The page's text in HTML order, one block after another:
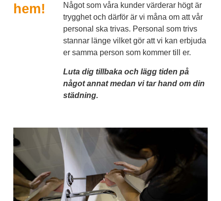
hem!
Något som våra kunder värderar högt är
trygghet och därför är vi måna om att vår
personal ska trivas. Personal som trivs
stannar länge vilket gör att vi kan erbjuda
er samma person som kommer till er.
Luta dig tillbaka och lägg tiden på
något annat medan vi tar hand om din
städning.